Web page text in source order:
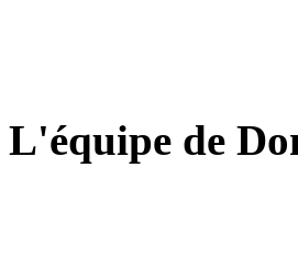
L'équipe de